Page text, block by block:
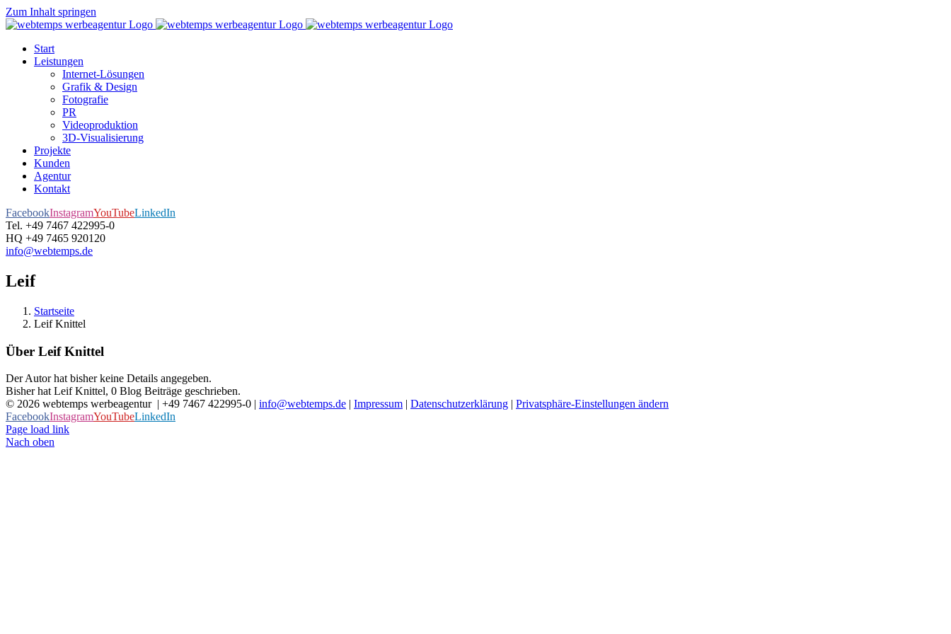
Zum Inhalt springen
Start
Leistungen
Internet-Lösungen
Grafik & Design
Fotografie
PR
Videoproduktion
3D-Visualisierung
Projekte
Kunden
Agentur
Kontakt
FacebookInstagramYouTubeLinkedIn
Tel. +49 7467 422995-0
HQ +49 7465 920120
info@webtemps.de
Leif
Startseite
Leif Knittel
Über Leif Knittel
Der Autor hat bisher keine Details angegeben.
Bisher hat Leif Knittel, 0 Blog Beiträge geschrieben.
© 2026 webtemps werbeagentur | +49 7467 422995-0 | info@webtemps.de | Impressum | Datenschutzerklärung | Privatsphäre-Einstellungen ändern
FacebookInstagramYouTubeLinkedIn
Page load link
Nach oben